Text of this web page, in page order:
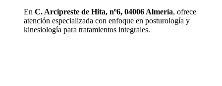
En C. Arcipreste de Hita, nº6, 04006 Almería, ofrece
atención especializada con enfoque en posturología y
kinesiología para tratamientos integrales.